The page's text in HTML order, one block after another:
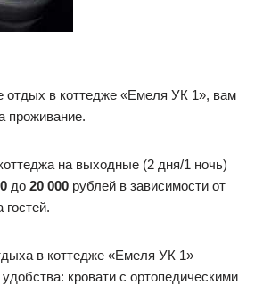
отдых в коттедже «Емеля УК 1», вам
проживание.
на выходные (2 дня/1 ночь)
до 20 000 рублей в зависимости от
гостей.
в коттедже «Емеля УК 1»
кровати с ортопедическими